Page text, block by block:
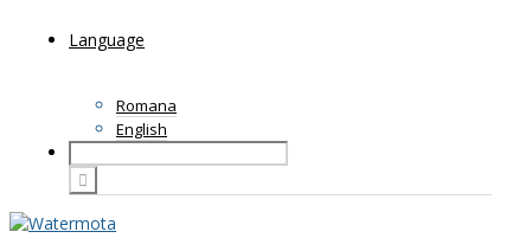
Language
Romana
English